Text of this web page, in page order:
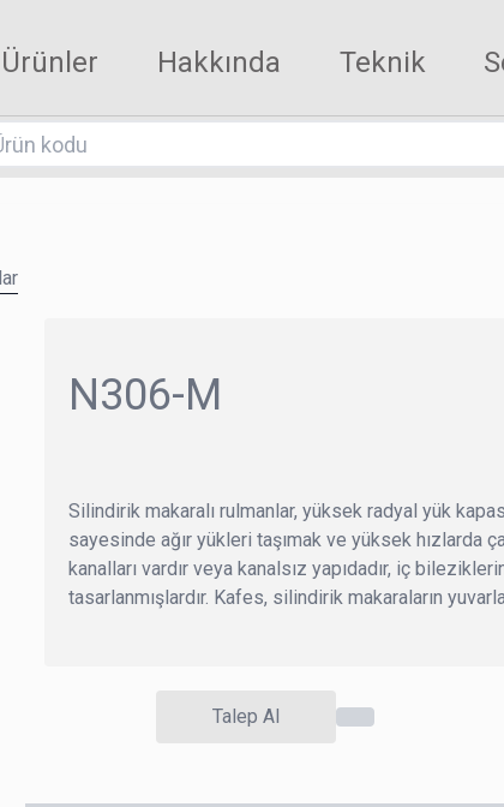
Ürünler Hakkında Teknik
N306-M
Silindirik makaralı rulmanlar, yüksek radyal yük
sayesinde ağır yükleri taşımak ve yüksek hızlarda
kanalları vardır veya kanalsız yapıdadır, iç
tasarlanmışlardır. Kafes, silindirik makaraların
Talep Al